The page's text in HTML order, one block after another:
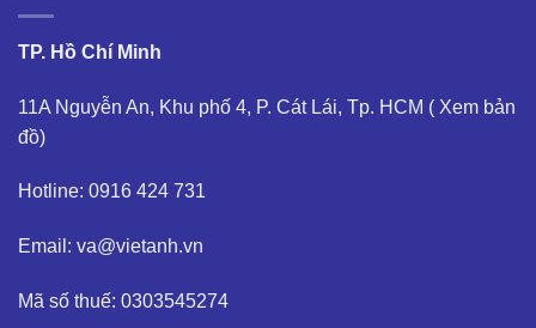
TP. Hồ Chí Minh
11A Nguyễn An, Khu phố 4, P. Cát Lái, Tp. HCM ( Xem bản
đồ)
Hotline: 0916 424 731
Email: va@vietanh.vn
Mã số thuế: 0303545274